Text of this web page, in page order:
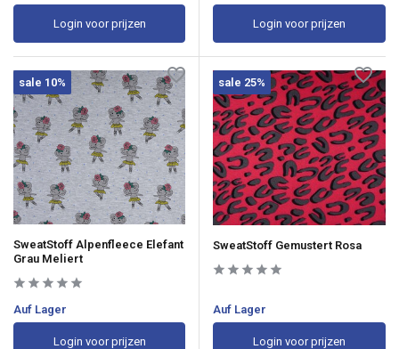
Login voor prijzen Login voor prijzen
sale 10%
SweatStoff Alpenfleece Elefant
Grau Meliert
Auf Lager
Login voor prijzen
sale 25%
SweatStoff Gemustert Rosa
Auf Lager
Login voor prijzen